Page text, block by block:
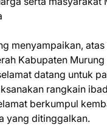
menyampaikan, atas
Kabupaten Murung
datang untuk
rangkain
berkumpul
yang ditinggalkan.